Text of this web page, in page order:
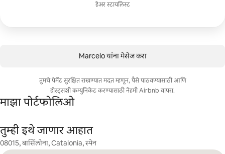
हेअर स्टायलिस्ट
Marcelo यांना मेसेज करा
तुमचे पेमेंट सुरक्षित राखण्यात मदत म्हणून, पैसे पाठवण्यासाठी आणि
होस्ट्सशी कम्युनिकेट करण्यासाठी नेहमी Airbnb वापरा.
माझा पोर्टफोलिओ
तुम्ही इथे जाणार आहात
08015, बार्सिलोना, Catalonia, स्पेन